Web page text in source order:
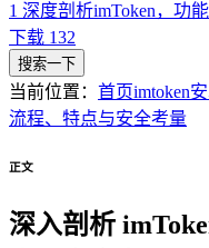
1 深度剖析imToken，功
下载 132
搜索一下
当前位置： 首页imtoken
流程、特点与安全考量
正文
深入剖析